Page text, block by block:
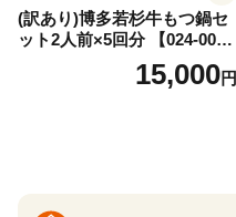
(訳あり)博多若杉牛もつ鍋セ
ット2人前×5回分 【024-002
15,000円